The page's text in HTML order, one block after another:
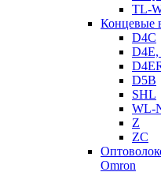
TL-
Концевые
D4C
D5B
SHL
WL-
Z
ZC
Omron